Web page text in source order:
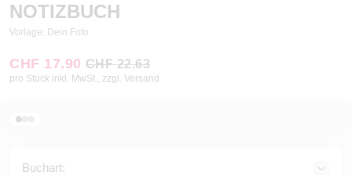
NOTIZBUCH
Vorlage: Dein Foto
CHF 17.90 CHF 22.63
pro Stück inkl. MwSt., zzgl. Versand
Buchart: